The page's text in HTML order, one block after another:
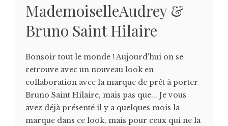
MademoiselleAudrey &
Bruno Saint Hilaire
Bonsoir tout le monde ! Aujourd'hui on se
retrouve avec un nouveau look en
collaboration avec la marque de prêt à porter
Bruno Saint Hilaire, mais pas que... Je vous
avez déjà présenté il y a quelques mois la
marque dans ce look, mais pour ceux qui ne la